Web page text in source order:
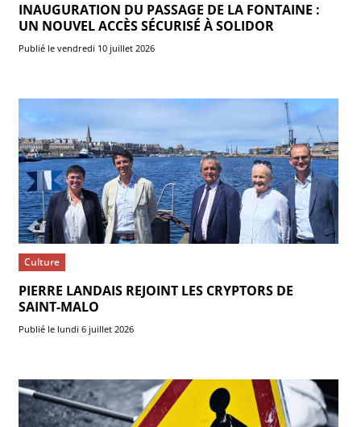
INAUGURATION DU PASSAGE DE LA FONTAINE :
UN NOUVEL ACCÈS SÉCURISÉ À SOLIDOR
Publié le vendredi 10 juillet 2026
Culture
PIERRE LANDAIS REJOINT LES CRYPTORS DE
SAINT-MALO
Publié le lundi 6 juillet 2026